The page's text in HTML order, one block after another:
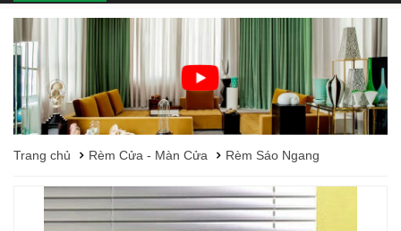
Trang chủ Rèm Cửa - Màn Cửa Rèm Sáo Ngang